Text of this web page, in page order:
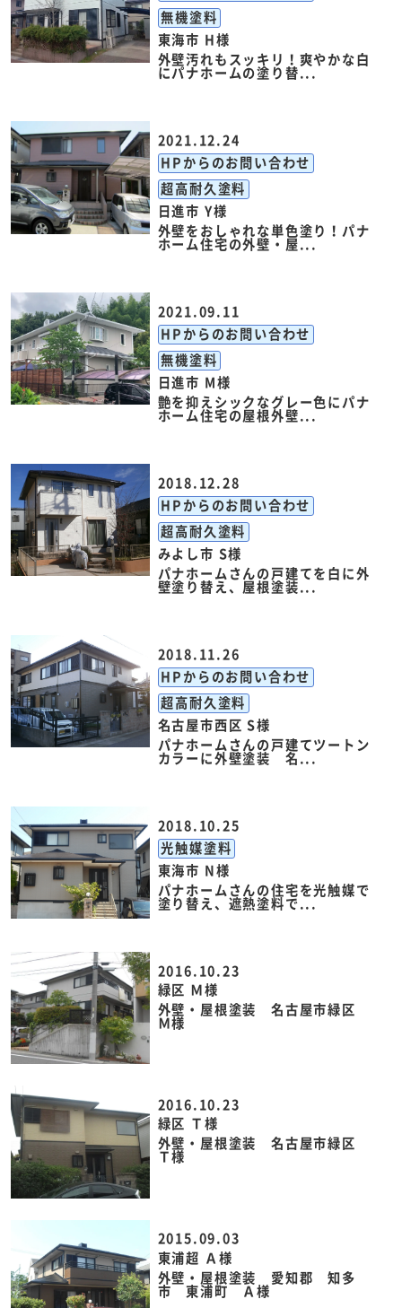
無機塗料
東海市 H様
外壁汚れもスッキリ！爽やかな白
にパナホームの塗り替...
2021.12.24
HPからのお問い合わせ
超高耐久塗料
日進市 Y様
外壁をおしゃれな単色塗り！パナ
ホーム住宅の外壁・屋...
2021.09.11
HPからのお問い合わせ
無機塗料
日進市 M様
艶を抑えシックなグレー色にパナ
ホーム住宅の屋根外壁...
2018.12.28
HPからのお問い合わせ
超高耐久塗料
みよし市 S様
パナホームさんの戸建てを白に外
壁塗り替え、屋根塗装...
2018.11.26
HPからのお問い合わせ
超高耐久塗料
名古屋市西区 S様
パナホームさんの戸建てツートン
カラーに外壁塗装 名...
2018.10.25
光触媒塗料
東海市 N様
パナホームさんの住宅を光触媒で
塗り替え、遮熱塗料で...
2016.10.23
緑区 Ｍ様
外壁・屋根塗装 名古屋市緑区
Ｍ様
2016.10.23
緑区 Ｔ様
外壁・屋根塗装 名古屋市緑区
Ｔ様
2015.09.03
東浦超 Ａ様
外壁・屋根塗装 愛知郡 知多
市 東浦町 Ａ様